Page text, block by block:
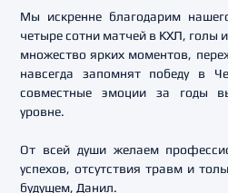
Мы искренне благодарим
четыре сотни матчей в КХЛ, голы
множество ярких моментов,
навсегда запомнят победу в
совместные эмоции за годы
уровне.
От всей души желаем
успехов, отсутствия травм и
будущем, Данил.